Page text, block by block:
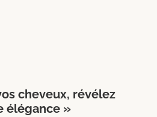
cheveux, révélez
élégance »